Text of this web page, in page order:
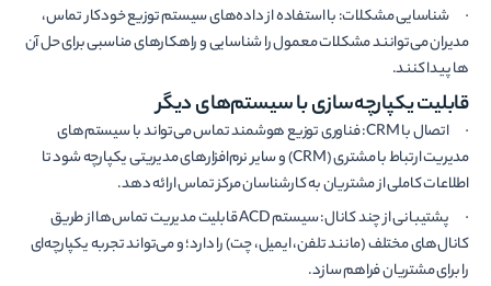
· شناسایی مشکلات: با استفاده از داده‌های سیستم توزیع خودکار تماس،
مدیران می‌توانند مشکلات معمول را شناسایی و راهکارهای مناسبی برای حل آن­‌
ها پیدا کنند.
قابلیت یکپارچه‌سازی با سیستم‌های دیگر
· اتصال با CRM: فناوری توزیع هوشمند تماس می‌تواند با سیستم‌های
مدیریت ارتباط با مشتری (CRM) و سایر نرم‌افزارهای مدیریتی یکپارچه شود تا
اطلاعات کاملی از مشتریان به کارشناسان مرکز تماس ارائه دهد.
· پشتیبانی از چند کانال: سیستم ACD قابلیت مدیریت تماس‌ها از طریق
کانال‌های مختلف (مانند تلفن، ایمیل، چت) را دارد؛ و می‌تواند تجربه یکپارچه‌ای
را برای مشتریان فراهم سازد.